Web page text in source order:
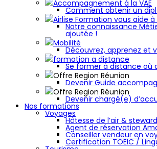
Accompagnement à la VAE
Comment obtenir un
Airlise Formation vous aide à
Notre connaissance
ajoutée !
Mobilité
Découvrez, apprenez et
formation a distance
Se former à distance où
Offre Region Réunion
Devenir Guide
Offre Region Réunion
Devenir chargé(e)
Nos formations
Voyages
Hôtesse de l’air &
Agent de réservation
Conseiller vendeur en
Certification TOEIC /